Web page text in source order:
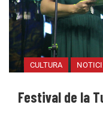
CULTURA
Festival de la